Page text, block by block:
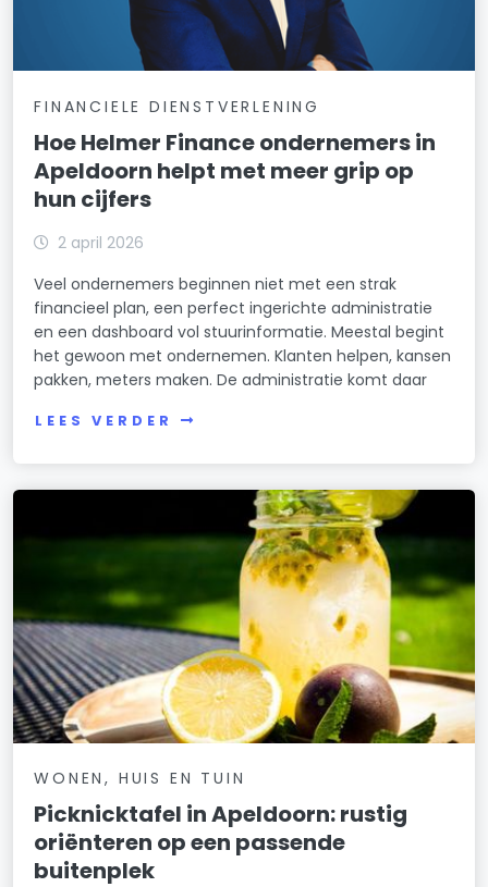
FINANCIELE DIENSTVERLENING
Hoe Helmer Finance ondernemers in
Apeldoorn helpt met meer grip op
hun cijfers
2 april 2026
Veel ondernemers beginnen niet met een strak
financieel plan, een perfect ingerichte administratie
en een dashboard vol stuurinformatie. Meestal begint
het gewoon met ondernemen. Klanten helpen, kansen
pakken, meters maken. De administratie komt daar
LEES VERDER
WONEN, HUIS EN TUIN
Picknicktafel in Apeldoorn: rustig
oriënteren op een passende
buitenplek